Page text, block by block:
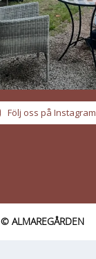
Följ oss på Instagram
© ALMAREGÅRDEN